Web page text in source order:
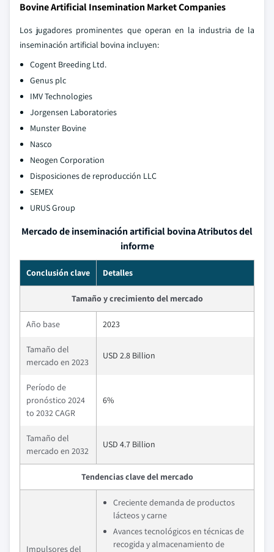
Bovine Artificial Insemination Market Companies
Los jugadores prominentes que operan en la industria de la
inseminación artificial bovina incluyen:
Cogent Breeding Ltd.
Genus plc
IMV Technologies
Jorgensen Laboratories
Munster Bovine
Nasco
Neogen Corporation
Disposiciones de reproducción LLC
SEMEX
URUS Group
Mercado de inseminación artificial bovina Atributos del
informe
Conclusión clave Detalles
Tamaño y crecimiento del mercado
Año base 2023
Tamaño del
mercado en 2023
USD 2.8 Billion
Período de
pronóstico 2024
to 2032 CAGR
6%
Tamaño del
mercado en 2032
USD 4.7 Billion
Tendencias clave del mercado
Impulsores del
Creciente demanda de productos
lácteos y carne
Avances tecnológicos en técnicas de
recogida y almacenamiento de